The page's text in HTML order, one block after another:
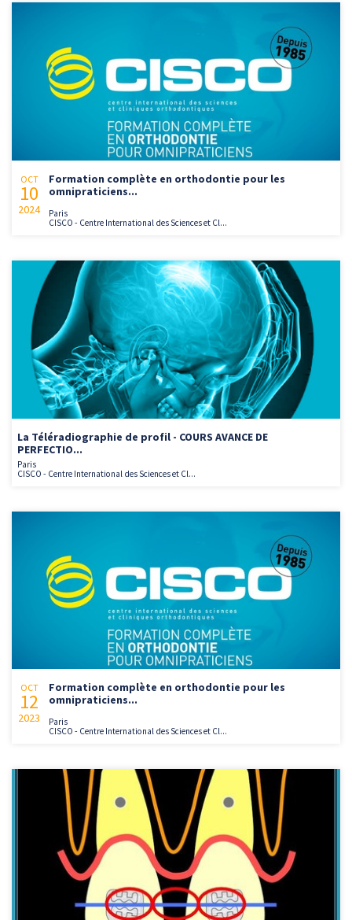
OCT
10
2024
Formation complète en orthodontie pour les
omnipraticiens...
Paris
CISCO - Centre International des Sciences et Cl...
La Téléradiographie de profil - COURS AVANCE DE
PERFECTIO...
Paris
CISCO - Centre International des Sciences et Cl...
OCT
12
2023
Formation complète en orthodontie pour les
omnipraticiens...
Paris
CISCO - Centre International des Sciences et Cl...